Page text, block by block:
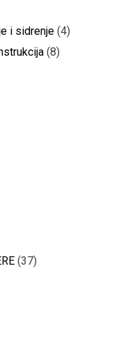
i sidrenje (4)
(8)
(37)